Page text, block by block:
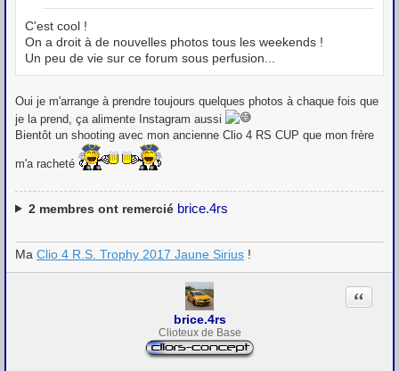
g
e
C'est cool !
On a droit à de nouvelles photos tous les weekends !
Un peu de vie sur ce forum sous perfusion...
Oui je m'arrange à prendre toujours quelques photos à chaque fois que
je la prend, ça alimente Instagram aussi
Bientôt un shooting avec mon ancienne Clio 4 RS CUP que mon frère
m'a racheté
2membres ont remercié brice.4rs
Ma Clio 4 R.S. Trophy 2017 Jaune Sirius !
brice.4rs
Clioteux de Base
Citation